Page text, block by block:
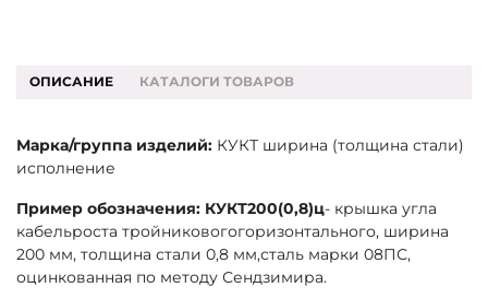
ОПИСАНИЕ КАТАЛОГИ ТОВАРОВ
Марка/группа изделий: КУКТ ширина (толщина стали)
исполнение
Пример обозначения: КУКТ200(0,8)ц- крышка угла
кабельроста тройниковогогоризонтального, ширина
200 мм, толщина стали 0,8 мм,сталь марки 08ПС,
оцинкованная по методу Сендзимира.